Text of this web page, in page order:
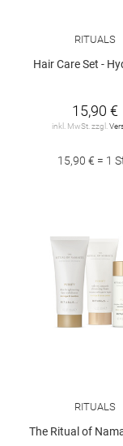
RITUALS
Hair Care Set -
15,90 €
inkl. MwSt. zzgl.
15,90 € = 1
RITUALS
The Ritual of Namaste Skin Care